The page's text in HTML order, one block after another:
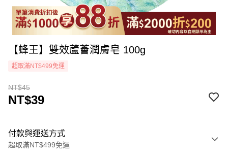
【蜂王】雙效蘆薈潤膚皂 100g
超取滿NT$499免運
NT$45
NT$39
付款與運送方式
超取滿NT$499免運